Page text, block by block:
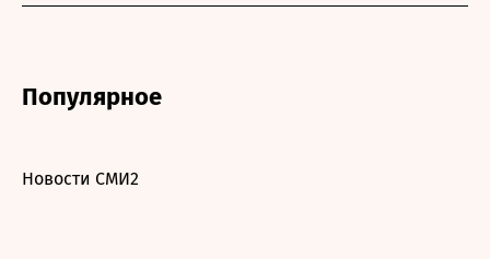
Популярное
Новости СМИ2